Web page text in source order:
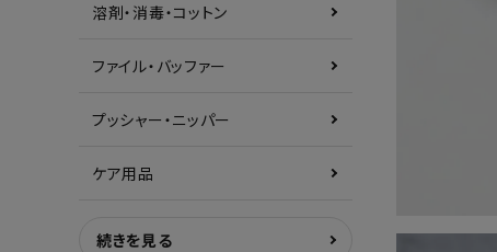
溶剤・消毒・コットン
ファイル・バッファー
プッシャー・ニッパー
ケア用品
続きを見る